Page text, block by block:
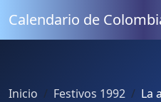
Calendario de
Inicio Festivos 1992 La